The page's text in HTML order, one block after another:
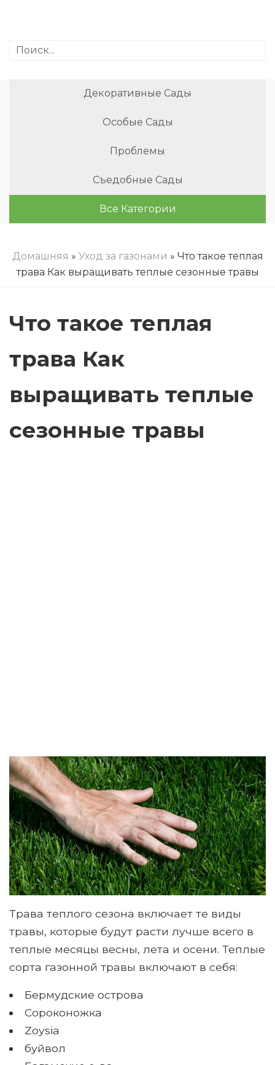
Декоративные Сады
Особые Сады
Проблемы
Съедобные Сады
Все Категории
Домашняя » Уход за газонами » Что такое теплая
трава Как выращивать теплые сезонные травы
Что такое теплая
трава Как
выращивать теплые
сезонные травы
Трава теплого сезона включает те виды
травы, которые будут расти лучше всего в
теплые месяцы весны, лета и осени. Теплые
сорта газонной травы включают в себя:
Бермудские острова
Сороконожка
Zoysia
буйвол